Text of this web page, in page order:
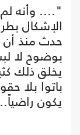
".... وأنه
الإشكال
حدث منذ أن
بوضوح لا
يخلق ذلك
باتوا بلا
يكون